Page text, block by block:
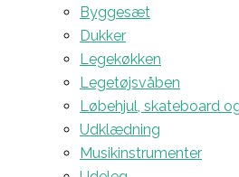
Byggesæt
Dukker
Legekøkken
Legetøjsvåben
Løbehjul, skateboard
Udklædning
Musikinstrumenter